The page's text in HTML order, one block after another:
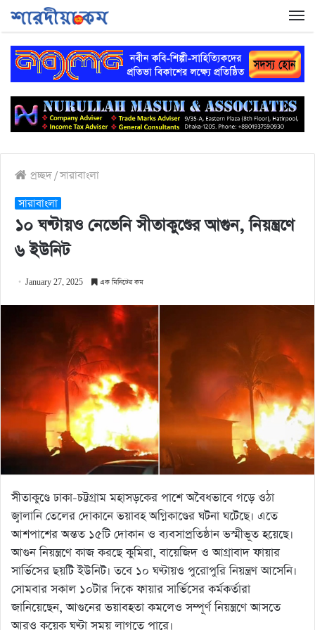
প্রচ্ছদ/সারাবাংলা
সারাবাংলা
১০ ঘণ্টায়ও নেভেনি সীতাকুণ্ডের আগুন, নিয়ন্ত্রণে
৬ ইউনিট
January 27, 2025 এক মিনিটের কম
সীতাকুণ্ডে ঢাকা-চট্টগ্রাম মহাসড়কের পাশে অবৈধভাবে গড়ে ওঠা
জ্বালানি তেলের দোকানে ভয়াবহ অগ্নিকাণ্ডের ঘটনা ঘটেছে। এতে
আশপাশের অন্তত ১৫টি দোকান ও ব্যবসাপ্রতিষ্ঠান ভস্মীভূত হয়েছে।
আগুন নিয়ন্ত্রণে কাজ করছে কুমিরা, বায়েজিদ ও আগ্রাবাদ ফায়ার
সার্ভিসের ছয়টি ইউনিট। তবে ১০ ঘণ্টায়ও পুরোপুরি নিয়ন্ত্রণ আসেনি।
সোমবার সকাল ১০টার দিকে ফায়ার সার্ভিসের কর্মকর্তারা
জানিয়েছেন, আগুনের ভয়াবহতা কমলেও সম্পূর্ণ নিয়ন্ত্রণে আসতে
আরও কয়েক ঘণ্টা সময় লাগতে পারে।